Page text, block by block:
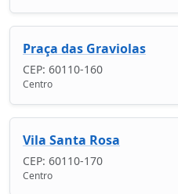
Praça das Graviolas
CEP: 60110-160
Centro
Vila Santa Rosa
CEP: 60110-170
Centro